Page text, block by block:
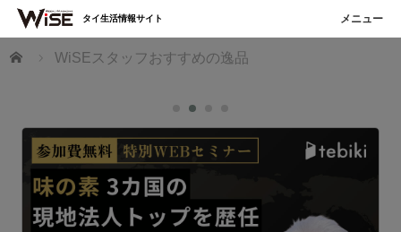
ホーム WiSEスタッフおすすめの逸品
タイ生活情報サイト